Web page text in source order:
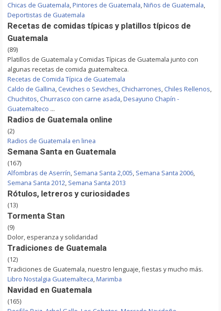
Chicas de Guatemala,Pintores de Guatemala,Niños de Guatemala,
Deportistas de Guatemala
Recetas de comidas típicas y platillos típicos de
Guatemala
(89)
Platillos de Guatemala y Comidas Típicas de Guatemala junto con
algunas recetas de comida guatemalteca.
Recetas de Comida Típica de Guatemala
Caldo de Gallina, Ceviches o Seviches, Chicharrones, Chiles Rellenos,
Chuchitos, Churrasco con carne asada,Desayuno Chapín -
Guatemalteco ...
Radios de Guatemala online
(2)
Radios de Guatemala en linea
Semana Santa en Guatemala
(167)
Alfombras de Aserrín, Semana Santa 2,005, Semana Santa 2006,
Semana Santa 2012, Semana Santa 2013
Rótulos, letreros y curiosidades
(13)
Tormenta Stan
(9)
Dolor, esperanza y solidaridad
Tradiciones de Guatemala
(12)
Tradiciones de Guatemala, nuestro lenguaje, fiestas y mucho más.
Libro Nostalgia Guatemalteca,Marimba
Navidad en Guatemala
(165)